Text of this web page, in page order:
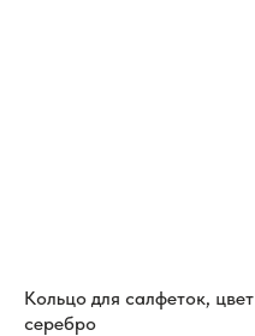
Кольцо для салфеток, цвет
серебро